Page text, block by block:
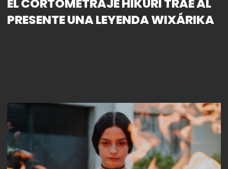
EL CORTOMETRAJE HIKURI TRAE AL
PRESENTE UNA LEYENDA WIXÁRIKA